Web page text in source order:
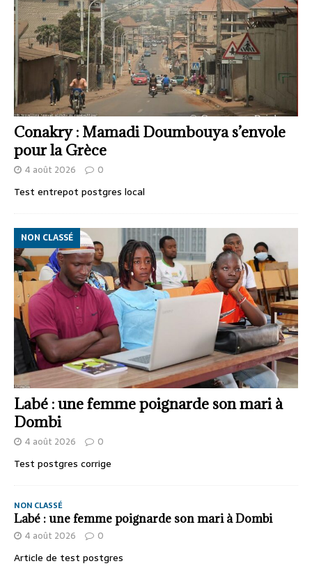
Conakry : Mamadi Doumbouya s’envole
pour la Grèce
4 août 2026 0
Test entrepot postgres local
Labé : une femme poignarde son mari à
Dombi
NON CLASSÉ
4 août 2026 0
Test postgres corrige
NON CLASSÉ
Labé : une femme poignarde son mari à Dombi
4 août 2026 0
Article de test postgres